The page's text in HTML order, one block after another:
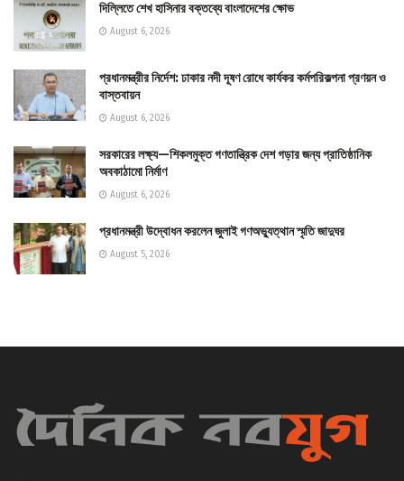
দিল্লিতে শেখ হাসিনার বক্তব্যে বাংলাদেশের ক্ষোভ
August 6, 2026
প্রধানমন্ত্রীর নির্দেশ: ঢাকার নদী দূষণ রোধে কার্যকর কর্মপরিকল্পনা প্রণয়ন ও
বাস্তবায়ন
August 6, 2026
সরকারের লক্ষ্য—শিকলমুক্ত গণতান্ত্রিক দেশ গড়ার জন্য প্রাতিষ্ঠানিক
অবকাঠামো নির্মাণ
August 6, 2026
প্রধানমন্ত্রী উদ্বোধন করলেন জুলাই গণঅভ্যুত্থান স্মৃতি জাদুঘর
August 5, 2026